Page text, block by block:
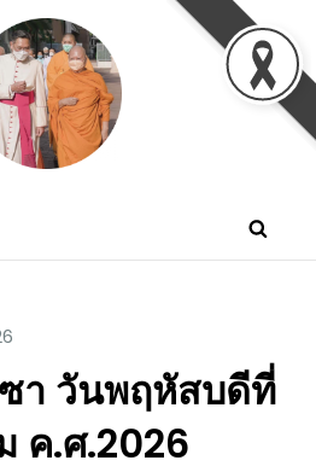
รแก่พวกท่านท้งหลายเทอญ
า วันพฤหัสบดีที่
ค.ศ.2026